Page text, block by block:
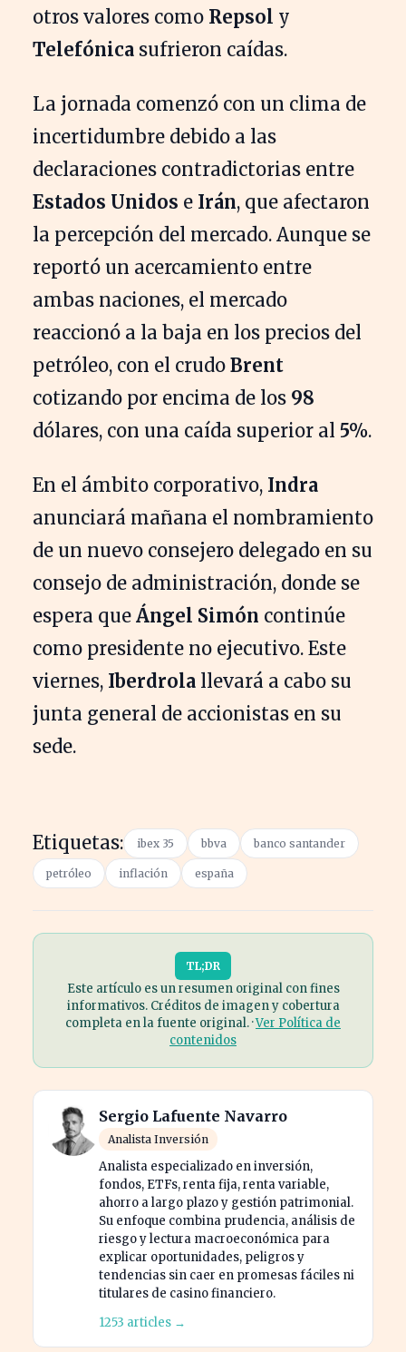
otros valores como Repsol y
Telefónica sufrieron caídas.
La jornada comenzó con un clima de
incertidumbre debido a las
declaraciones contradictorias entre
Estados Unidos e Irán, que afectaron
la percepción del mercado. Aunque se
reportó un acercamiento entre
ambas naciones, el mercado
reaccionó a la baja en los precios del
petróleo, con el crudo Brent
cotizando por encima de los 98
dólares, con una caída superior al 5%.
En el ámbito corporativo, Indra
anunciará mañana el nombramiento
de un nuevo consejero delegado en su
consejo de administración, donde se
espera que Ángel Simón continúe
como presidente no ejecutivo. Este
viernes, Iberdrola llevará a cabo su
junta general de accionistas en su
sede.
Etiquetas: ibex 35 bbva banco santander
petróleo inflación españa
TL;DR
Este artículo es un resumen original con fines
informativos. Créditos de imagen y cobertura
completa en la fuente original. ·Ver Política de
contenidos
Sergio Lafuente Navarro
Analista Inversión
Analista especializado en inversión,
fondos, ETFs, renta fija, renta variable,
ahorro a largo plazo y gestión patrimonial.
Su enfoque combina prudencia, análisis de
riesgo y lectura macroeconómica para
explicar oportunidades, peligros y
tendencias sin caer en promesas fáciles ni
titulares de casino financiero.
1253 articles →